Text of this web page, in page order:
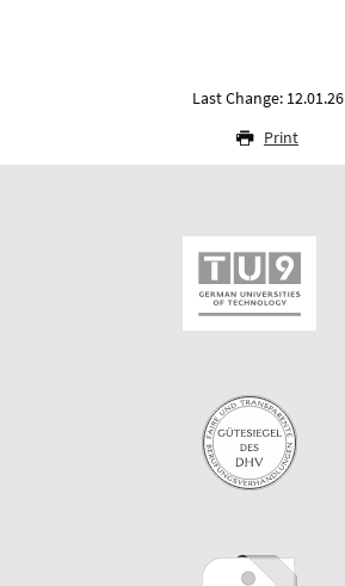
Last Change: 12.01.26
Print